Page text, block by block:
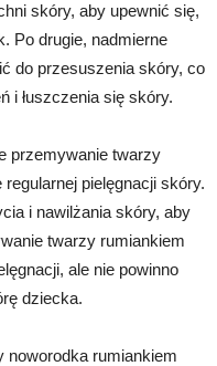
skóry, aby upewnić się,
Po drugie, nadmierne
do przesuszenia skóry, co
i łuszczenia się skóry.
przemywanie twarzy
pielęgnacji skóry.
i nawilżania skóry, aby
twarzy rumiankiem
ale nie powinno
dziecka.
noworodka rumiankiem